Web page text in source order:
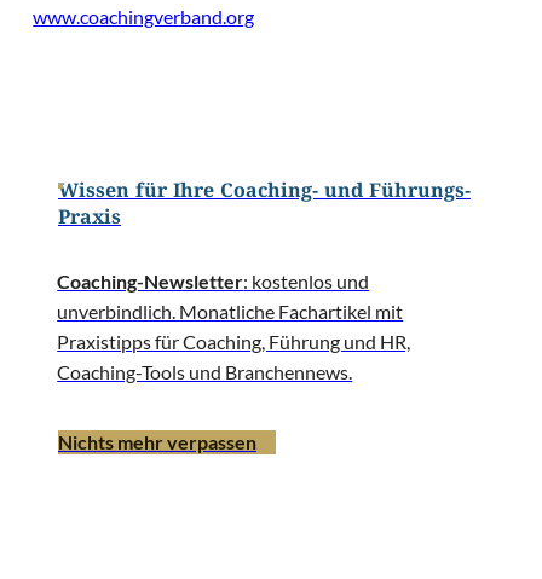
www.coachingverband.org
Wissen für Ihre Coaching- und Führungs-
Praxis
Coaching-Newsletter: kostenlos und
unverbindlich. Monatliche Fachartikel mit
Praxistipps für Coaching, Führung und HR,
Coaching-Tools und Branchennews.
Nichts mehr verpassen